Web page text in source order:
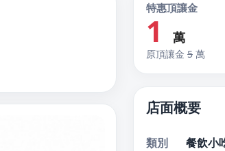
特惠頂讓金
1 萬
原頂讓金 5 萬
店面概要
類別 餐飲小